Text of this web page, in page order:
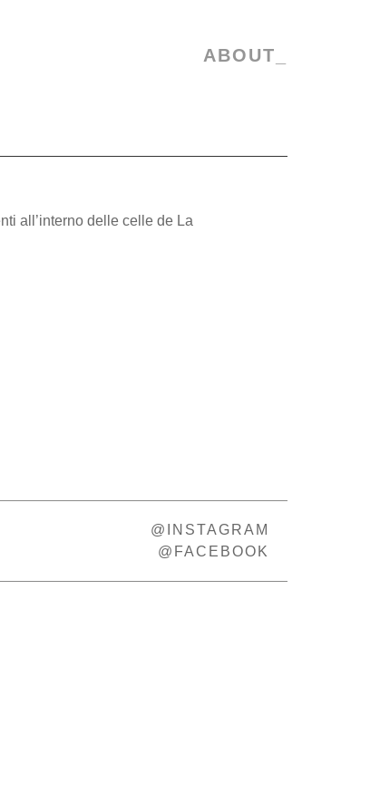
ABOUT_
all’interno delle celle de La
@INSTAGRAM
@FACEBOOK